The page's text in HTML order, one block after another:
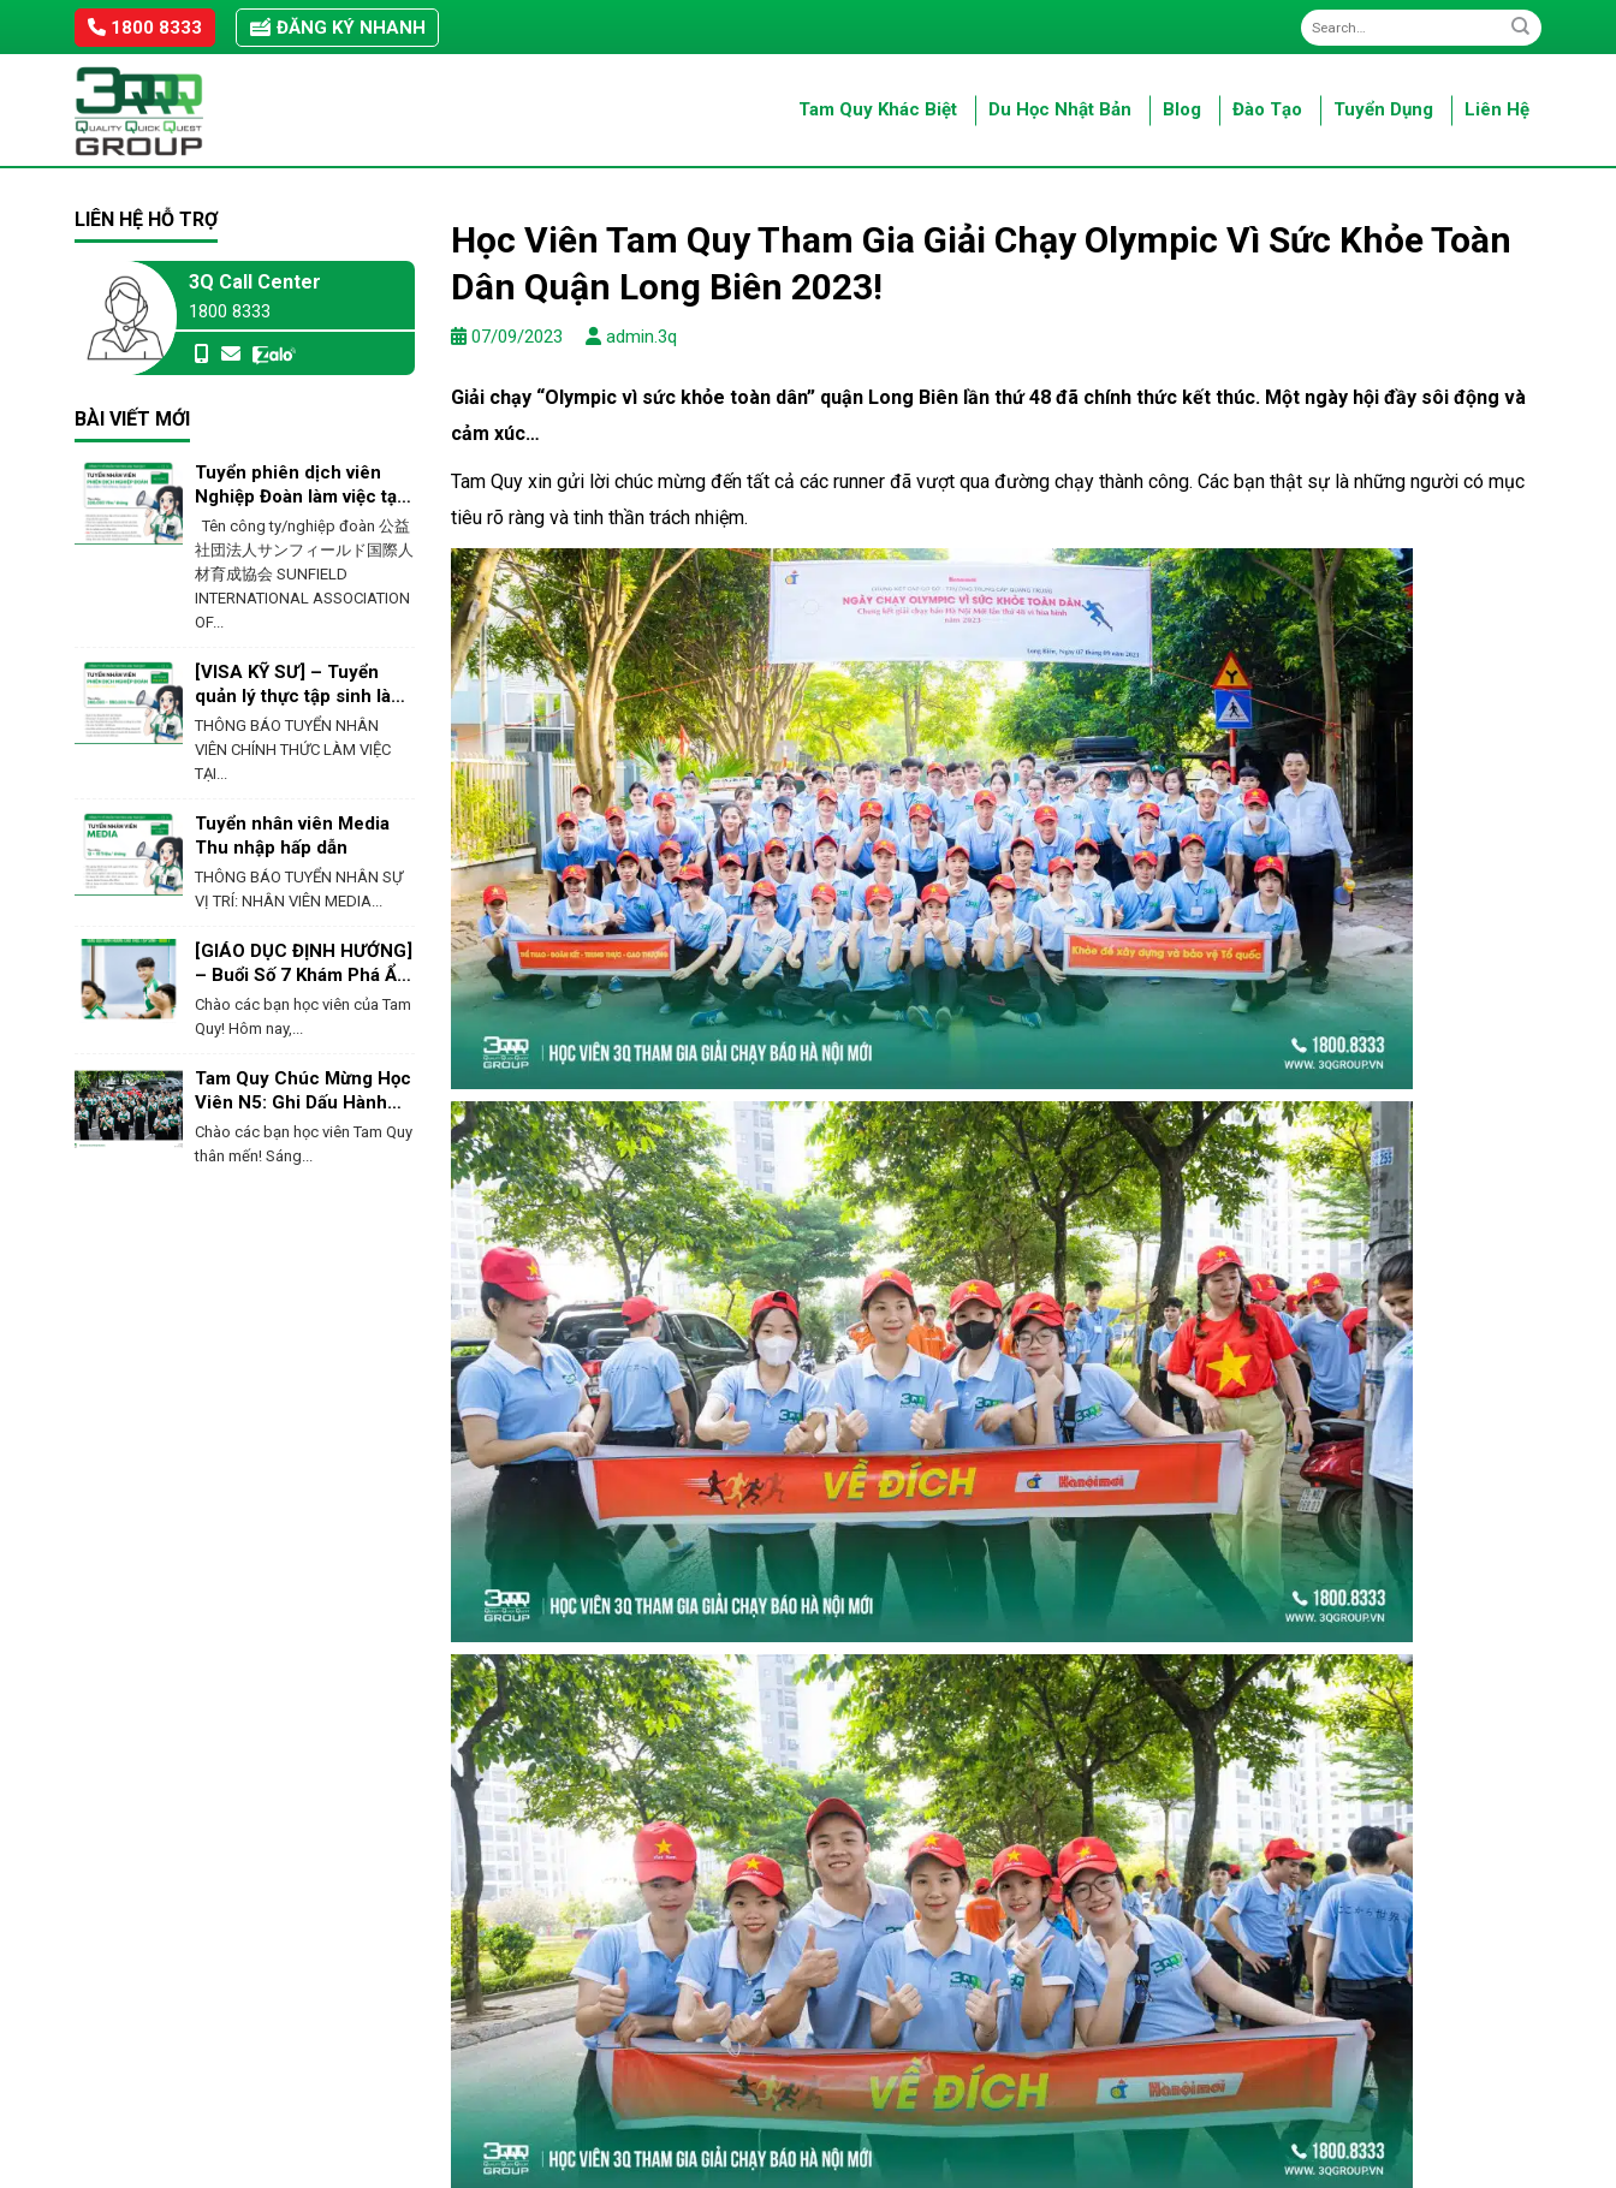
1800 8333 ĐĂNG KÝ NHANH
Tam Quy Khác Biệt Du Học Nhật Bản Blog Đào Tạo Tuyển Dụng Liên Hệ
LIÊN HỆ HỖ TRỢ
3Q Call Center
1800 8333
BÀI VIẾT MỚI
Tuyển phiên dịch viên
Nghiệp Đoàn làm việc tại
Ehime – Nhật Bản
Tên công ty/nghiệp đoàn 公益
社団法人サンフィールド国際人
材育成協会 SUNFIELD
INTERNATIONAL ASSOCIATION
OF...
[VISA KỸ SƯ] – Tuyển
quản lý thực tập sinh làm
việc tại Hokkaido
THÔNG BÁO TUYỂN NHÂN
VIÊN CHÍNH THỨC LÀM VIỆC
TẠI...
Tuyển nhân viên Media
Thu nhập hấp dẫn
THÔNG BÁO TUYỂN NHÂN SỰ
VỊ TRÍ: NHÂN VIÊN MEDIA...
[GIÁO DỤC ĐỊNH HƯỚNG]
– Buổi Số 7 Khám Phá Ẩm
Thực & Phong Tục Của
Nhật Bản
Chào các bạn học viên của Tam
Quy! Hôm nay,...
Tam Quy Chúc Mừng Học
Viên N5: Ghi Dấu Hành
Trình, Mở Lối Tương Lai!
Chào các bạn học viên Tam Quy
thân mến! Sáng...
Học Viên Tam Quy Tham Gia Giải Chạy Olympic Vì Sức Khỏe Toàn
Dân Quận Long Biên 2023!
07/09/2023 admin.3q
Giải chạy “Olympic vì sức khỏe toàn dân” quận Long Biên lần thứ 48 đã chính thức kết thúc. Một ngày hội đầy sôi động và
cảm xúc…
Tam Quy xin gửi lời chúc mừng đến tất cả các runner đã vượt qua đường chạy thành công. Các bạn thật sự là những người có mục
tiêu rõ ràng và tinh thần trách nhiệm.